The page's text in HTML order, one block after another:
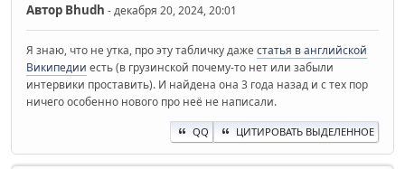
Автор Bhudh - декабря 20, 2024, 20:01
Я знаю, что не утка, про эту табличку даже статья в английской
Википедии есть (в грузинской почему-то нет или забыли
интервики проставить). И найдена она 3 года назад и с тех пор
ничего особенно нового про неё не написали.
QQ ЦИТИРОВАТЬ ВЫДЕЛЕННОЕ